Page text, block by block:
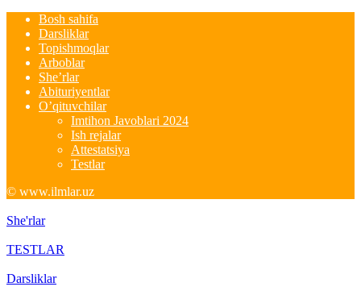
Bosh sahifa
Darsliklar
Topishmoqlar
Arboblar
She’rlar
Abituriyentlar
O’qituvchilar
Imtihon Javoblari 2024
Ish rejalar
Attestatsiya
Testlar
© www.ilmlar.uz
She'rlar
TESTLAR
Darsliklar